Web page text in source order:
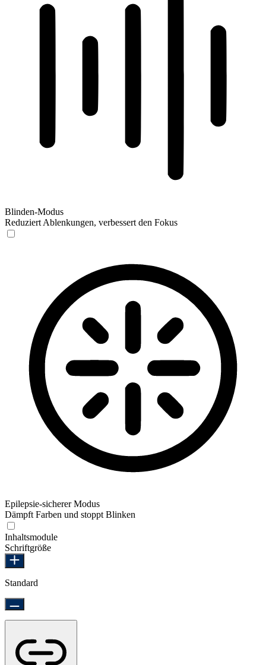
Blinden-Modus
Reduziert Ablenkungen, verbessert den Fokus
Epilepsie-sicherer Modus
Dämpft Farben und stoppt Blinken
Inhaltsmodule
Schriftgröße
Standard